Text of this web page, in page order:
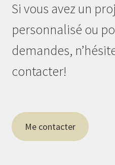
Si vous avez un
personnalisé ou
demandes,
contacter!
Me contacter